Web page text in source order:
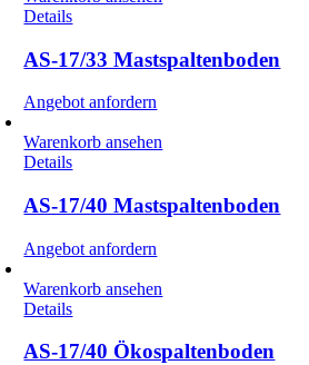
Details
AS-17/33 Mastspaltenboden
Angebot anfordern
Warenkorb ansehen
Details
AS-17/40 Mastspaltenboden
Angebot anfordern
Warenkorb ansehen
Details
AS-17/40 Ökospaltenboden